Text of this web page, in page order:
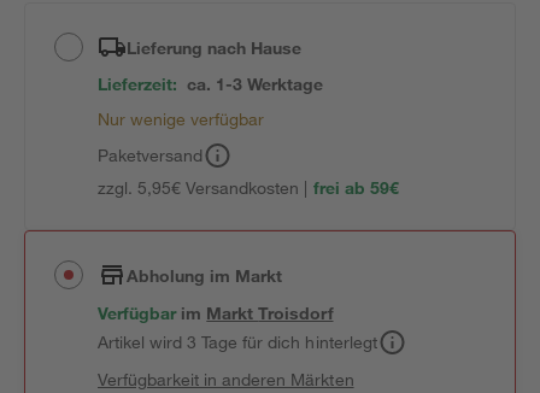
Lieferung nach Hause
Lieferzeit: ca. 1-3 Werktage
Nur wenige verfügbar
Paketversand
zzgl. 5,95€ Versandkosten | frei ab 59€
Abholung im Markt
Verfügbar im MarktTroisdorf
Artikel wird 3 Tage für dich hinterlegt
Verfügbarkeit in anderen Märkten